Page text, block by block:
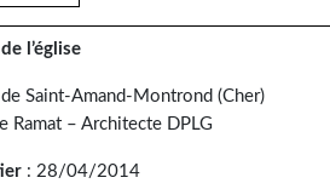
l’église
Saint-Amand-Montrond (Cher)
Ramat – Architecte DPLG
: 28/04/2014